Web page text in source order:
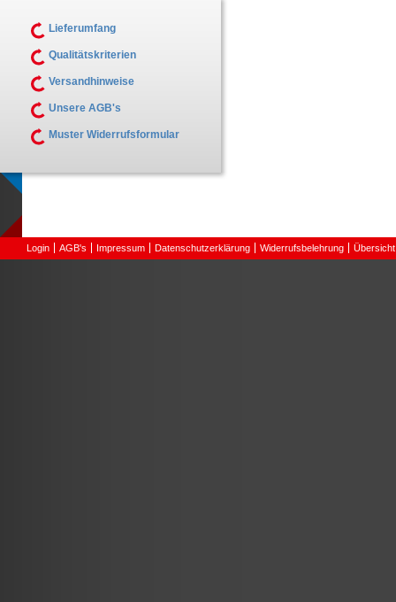
Lieferumfang
Qualitätskriterien
Versandhinweise
Unsere AGB's
Muster Widerrufsformular
Login AGB's Impressum Datenschutzerklärung Widerrufsbelehrung